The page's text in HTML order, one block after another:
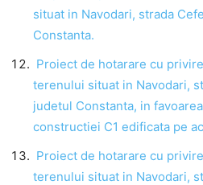
situat in Navodari, strada
Constanta.
Proiect de hotarare cu
terenului situat in Navodari,
judetul Constanta, in
constructiei C1 edificata pe
Proiect de hotarare cu
terenului situat in Navodari,